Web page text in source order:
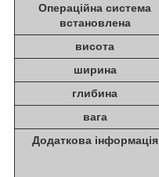
Операційна система
встановлена
висота
ширина
глибина
вага
Додаткова інформація